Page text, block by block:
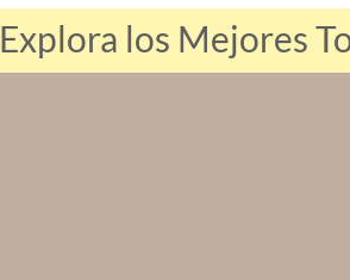
Explora los Mejores